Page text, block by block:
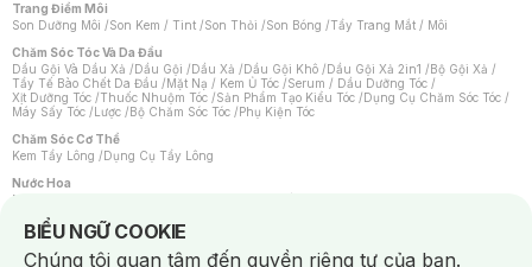
Trang Điểm Môi
Son Dưỡng Môi /Son Kem / Tint /Son Thỏi /Son Bóng /Tẩy Trang Mắt / Môi
Chăm Sóc Tóc Và Da Đầu
Dầu Gội Và Dầu Xả /Dầu Gội /Dầu Xả /Dầu Gội Khô /Dầu Gội Xả 2in1 /Bộ Gội Xả /
Tẩy Tế Bào Chết Da Đầu /Mặt Nạ / Kem Ủ Tóc /Serum / Dầu Dưỡng Tóc /
Xịt Dưỡng Tóc /Thuốc Nhuộm Tóc /Sản Phẩm Tạo Kiểu Tóc /Dụng Cụ Chăm Sóc Tóc /
Máy Sấy Tóc /Lược /Bộ Chăm Sóc Tóc /Phụ Kiện Tóc
Chăm Sóc Cơ Thể
Kem Tẩy Lông /Dụng Cụ Tẩy Lông
Nước Hoa
Nước Hoa Nữ
Chăm Sóc Cá Nhân
Chống Muỗi /Khẩu Trang /Máy Massage/Mặt Nạ Xông Hơi /Nước Rửa Tay/
BIỂU NGỮ COOKIE
Notice about cookies usage
Chúng tôi quan tâm đến quyền riêng tư của bạn.